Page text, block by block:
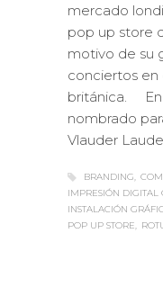
mercado
pop up store
motivo de su
conciertos en
británica. En
nombrado
Vlauder
BRANDING
IMPRESIÓN DIGITAL
INSTALACIÓN
POP UP STORE